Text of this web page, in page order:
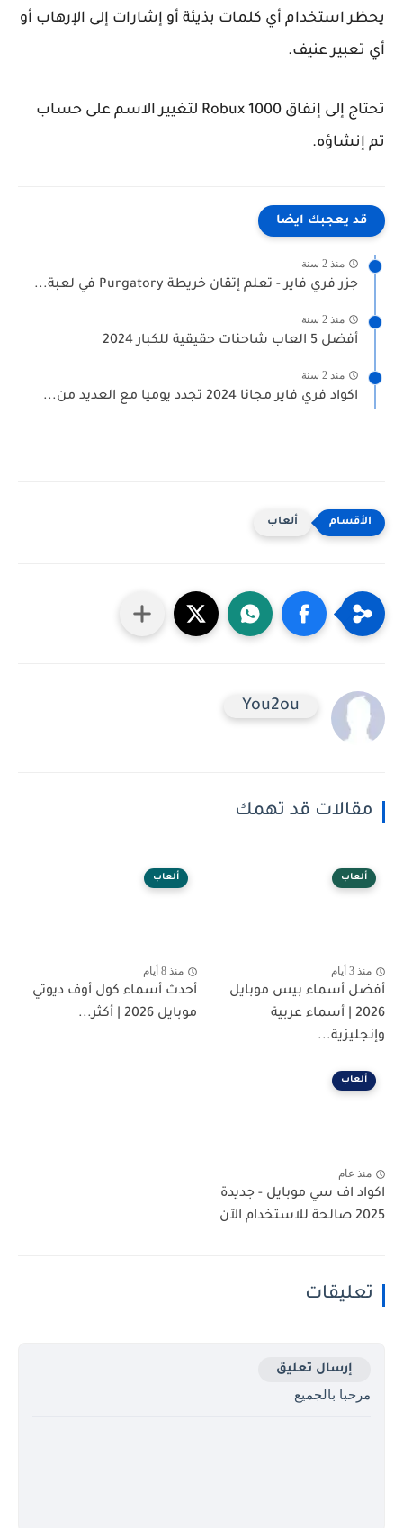
يحظر استخدام أي كلمات بذيئة أو إشارات إلى الإرهاب أو
أي تعبير عنيف.
تحتاج إلى إنفاق 1000 Robux لتغيير الاسم على حساب
تم إنشاؤه.
قد يعجبك ايضا
منذ 2 سنة
جزر فري فاير - تعلم إتقان خريطة Purgatory في لعبة...
منذ 2 سنة
أفضل 5 العاب شاحنات حقيقية للكبار 2024
منذ 2 سنة
اكواد فري فاير مجانا 2024 تجدد يوميا مع العديد من...
ألعاب
You2ou
مقالات قد تهمك
ألعاب
منذ 3 أيام
أفضل أسماء بيس موبايل
2026 | أسماء عربية
وإنجليزية...
ألعاب
منذ 8 أيام
أحدث أسماء كول أوف ديوتي
موبايل 2026 | أكثر...
ألعاب
منذ عام
اكواد اف سي موبايل - جديدة
2025 صالحة للاستخدام الآن
تعليقات
إرسال تعليق
مرحبا بالجميع